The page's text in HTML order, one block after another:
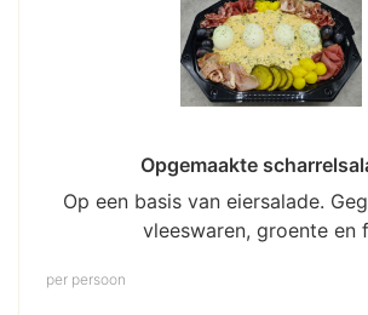
Opgemaakte
Op een basis van eiersalade.
vleeswaren, groente en
per persoon